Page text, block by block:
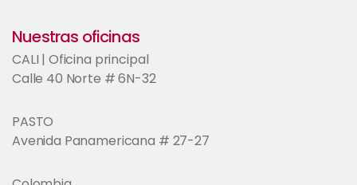
Nuestras oficinas
CALI | Oficina principal
Calle 40 Norte # 6N-32
PASTO
Avenida Panamericana # 27-27